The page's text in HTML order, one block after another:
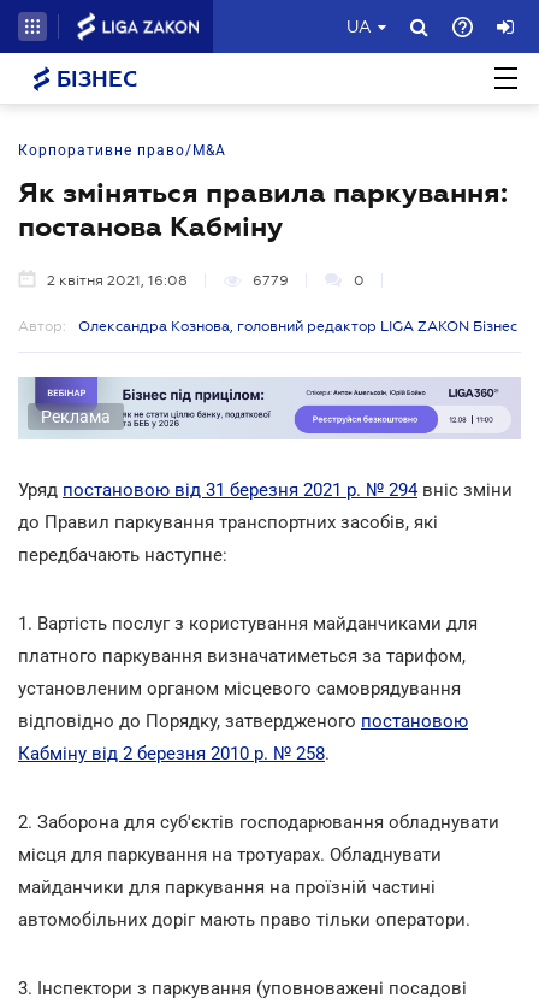
UA
БІЗНЕС
Корпоративне право/M&A
Як зміняться правила паркування:
постанова Кабміну
2 квітня 2021, 16:08 6779 0
Автор: Олександра Кознова, головний редактор LIGA ZAKON Бізнес
Реклама
Уряд постановою від 31 березня 2021 р. № 294вніс зміни
до Правил паркування транспортних засобів, які
передбачають наступне:
1. Вартість послуг з користування майданчиками для
платного паркування визначатиметься за тарифом,
установленим органом місцевого самоврядування
відповідно до Порядку, затвердженого постановою
Кабміну від 2 березня 2010 р. № 258.
2. Заборона для суб'єктів господарювання обладнувати
місця для паркування на тротуарах. Обладнувати
майданчики для паркування на проїзній частині
автомобільних доріг мають право тільки оператори.
3. Інспектори з паркування (уповноважені посадові